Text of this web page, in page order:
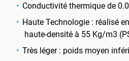
Conductivité thermique de
Haute Technologie : réalisé
haute-densité à 55 Kg/m3
Très léger : poids moyen